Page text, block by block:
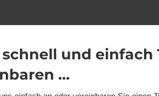
und einfach
...